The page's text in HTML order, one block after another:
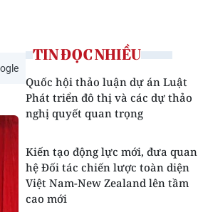
TIN ĐỌC NHIỀU
Quốc hội thảo luận dự án Luật
Phát triển đô thị và các dự thảo
nghị quyết quan trọng
Kiến tạo động lực mới, đưa quan
hệ Đối tác chiến lược toàn diện
Việt Nam-New Zealand lên tầm
cao mới